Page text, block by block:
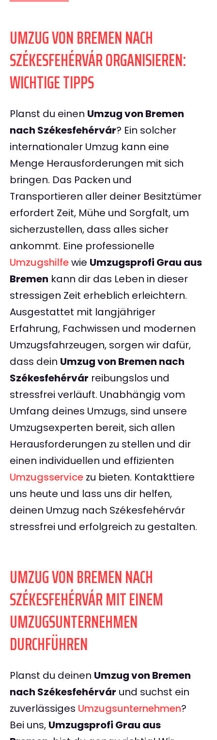
UMZUG VON BREMEN NACH
SZÉKESFEHÉRVÁR ORGANISIEREN:
WICHTIGE TIPPS
Planst du einen Umzug von Bremen
nach Székesfehérvár? Ein solcher
internationaler Umzug kann eine
Menge Herausforderungen mit sich
bringen. Das Packen und
Transportieren aller deiner Besitztümer
erfordert Zeit, Mühe und Sorgfalt, um
sicherzustellen, dass alles sicher
ankommt. Eine professionelle
Umzugshilfewie Umzugsprofi Grau aus
Bremen kann dir das Leben in dieser
stressigen Zeit erheblich erleichtern.
Ausgestattet mit langjähriger
Erfahrung, Fachwissen und modernen
Umzugsfahrzeugen, sorgen wir dafür,
dass dein Umzug von Bremen nach
Székesfehérvár reibungslos und
stressfrei verläuft. Unabhängig vom
Umfang deines Umzugs, sind unsere
Umzugsexperten bereit, sich allen
Herausforderungen zu stellen und dir
einen individuellen und effizienten
Umzugsservice zu bieten. Kontakttiere
uns heute und lass uns dir helfen,
deinen Umzug nach Székesfehérvár
stressfrei und erfolgreich zu gestalten.
UMZUG VON BREMEN NACH
SZÉKESFEHÉRVÁR MIT EINEM
UMZUGSUNTERNEHMEN
DURCHFÜHREN
Planst du deinen Umzug von Bremen
nach Székesfehérvár und suchst ein
zuverlässiges Umzugsunternehmen?
Bei uns, Umzugsprofi Grau aus